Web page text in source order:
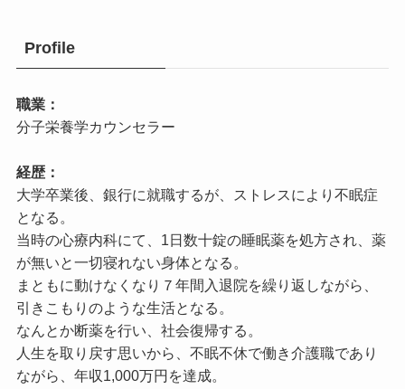
Profile
職業：
分子栄養学カウンセラー
経歴：
大学卒業後、銀行に就職するが、ストレスにより不眠症
となる。
当時の心療内科にて、1日数十錠の睡眠薬を処方され、薬
が無いと一切寝れない身体となる。
まともに動けなくなり７年間入退院を繰り返しながら、
引きこもりのような生活となる。
なんとか断薬を行い、社会復帰する。
人生を取り戻す思いから、不眠不休で働き介護職であり
ながら、年収1,000万円を達成。